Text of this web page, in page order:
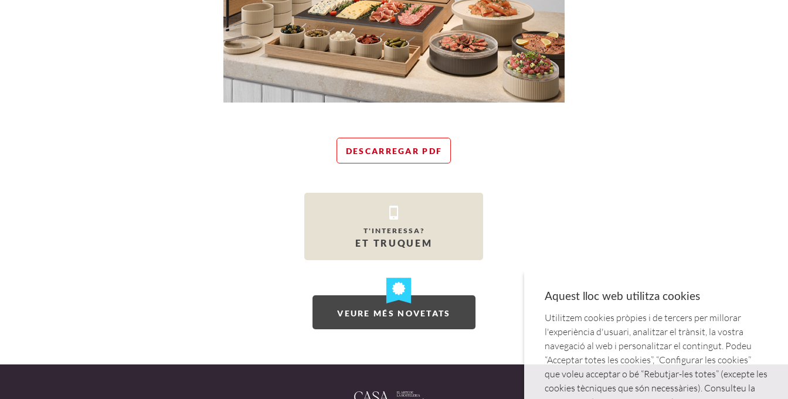
DESCARREGAR PDF
T'INTERESSA?
ET TRUQUEM
VEURE MÉS NOVETATS
Aquest lloc web utilitza cookies
Utilitzem cookies pròpies i de tercers per millorar
l'experiència d'usuari, analitzar el trànsit, la vostra
navegació al web i personalitzar el contingut. Podeu
“Acceptar totes les cookies”, “Configurar les cookies”
que voleu acceptar o bé “Rebutjar-les totes” (excepte les
cookies tècniques que són necessàries). Consulteu la